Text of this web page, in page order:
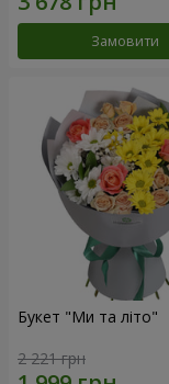
Замовити
Букет "Ми та літо"
2 221 грн